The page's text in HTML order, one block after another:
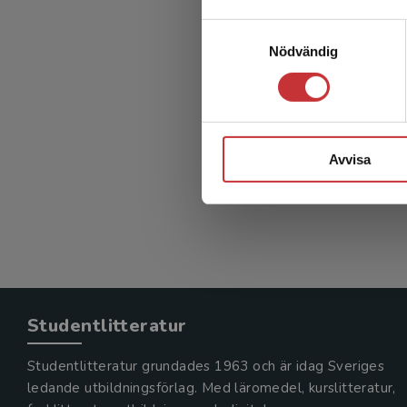
Nödvändig
Avvisa
Studentlitteratur
Studentlitteratur grundades 1963 och är idag Sveriges
ledande utbildningsförlag. Med läromedel, kurslitteratur,